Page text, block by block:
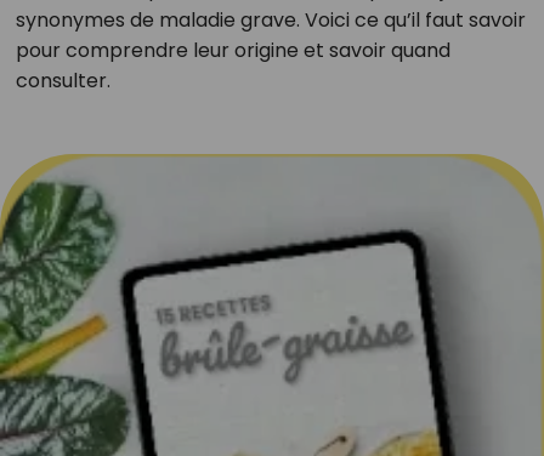
synonymes de maladie grave. Voici ce qu’il faut savoir
pour comprendre leur origine et savoir quand
consulter.